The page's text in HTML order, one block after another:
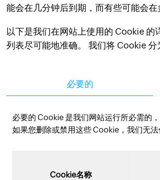
能会在几分钟后到期，而有些可能会
以下是我们在网站上使用的 Cookie
列表尽可能地准确。 我们将 Cookie 分
必要的
必要的 Cookie 是我们网站运行所必需的
如果您删除或禁用这些 Cookie，我们无法
Cookie名称